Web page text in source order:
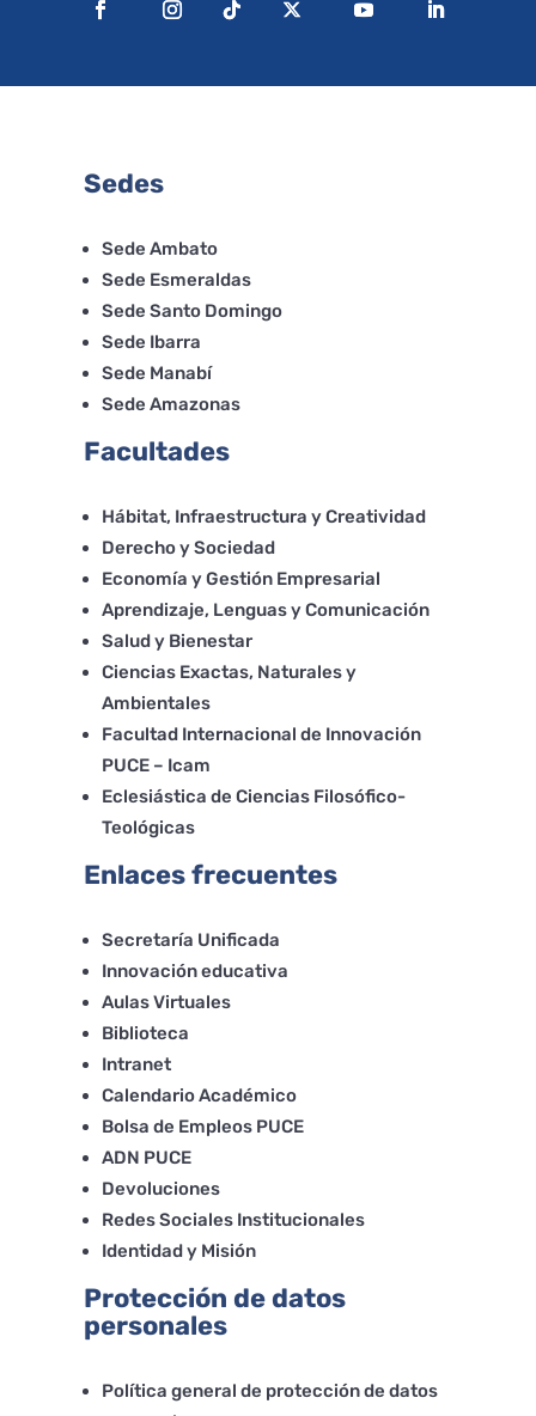
Sedes
Sede Ambato
Sede Esmeraldas
Sede Santo Domingo
Sede Ibarra
Sede Manabí
Sede Amazonas
Facultades
Hábitat, Infraestructura y Creatividad
Derecho y Sociedad
Economía y Gestión Empresarial
Aprendizaje, Lenguas y Comunicación
Salud y Bienestar
Ciencias Exactas, Naturales y
Ambientales
Facultad Internacional de Innovación
PUCE – Icam
Eclesiástica de Ciencias Filosófico-
Teológicas
Enlaces frecuentes
Secretaría Unificada
Innovación educativa
Aulas Virtuales
Biblioteca
Intranet
Calendario Académico
Bolsa de Empleos PUCE
ADN PUCE
Devoluciones
Redes Sociales Institucionales
Identidad y Misión
Protección de datos
personales
Política general de protección de datos